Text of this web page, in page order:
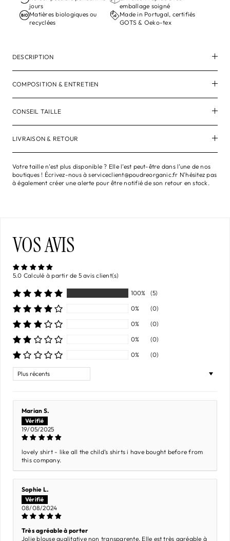
jours
emballage soigné
Matières biologiques ou
recyclées
Made in Portugal, certifiés
GOTS & Oeko-tex
DESCRIPTION
COMPOSITION & ENTRETIEN
CONSEIL TAILLE
LIVRAISON & RETOUR
Votre taille n’est plus disponible ? Elle l’est peut-être dans l’une de nos
boutiques ! Écrivez-nous à serviceclient@poudreorganic.fr N'hésitez pas
à également créer une alerte pour être notifié de son retour en stock.
VOS AVIS
5.0 Calculé à partir de 5 avis client(s)
100%
(5)
0%
(0)
0%
(0)
0%
(0)
0%
(0)
Sort by
Marian S.
19/05/2025
lovely shirt - like all the child’s shirts i have bought before from
this company.
Sophie L.
08/08/2024
Très agréable à porter
Jolie blouse qualitative non transparente. Elle est très agréable à